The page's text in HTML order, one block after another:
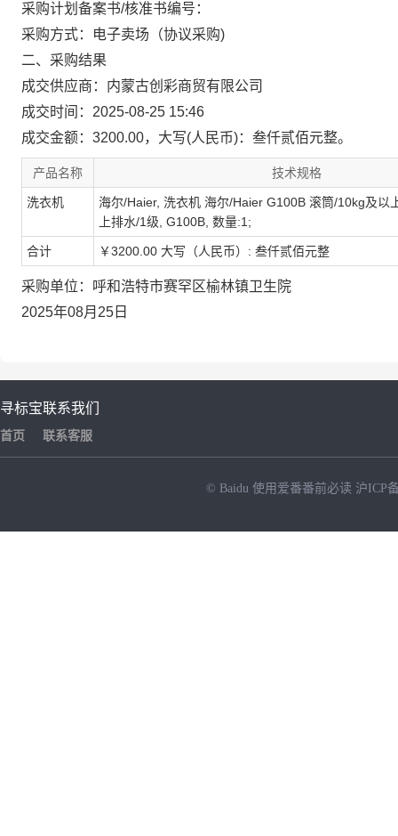
采购计划备案书/核准书编号：
采购方式：电子卖场（协议采购)
二、采购结果
成交供应商：内蒙古创彩商贸有限公司
成交时间：2025-08-25 15:46
成交金额：3200.00，大写(人民币)：叁仟贰佰元整。
产品名称 技术规格
洗衣机
海尔/Haier, 洗衣机 海尔/Haier G100B 滚筒/10kg及以
上排水/1级, G100B, 数量:1;
合计 ￥3200.00 大写（人民币）: 叁仟贰佰元整
采购单位：呼和浩特市赛罕区榆林镇卫生院
2025年08月25日
寻标宝
首页
联系我们
联系客服
© Baidu 使用爱番番前必读 沪ICP